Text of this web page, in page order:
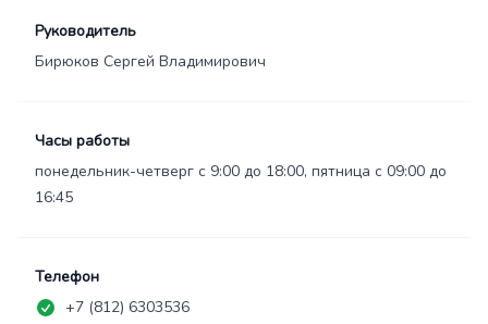
Руководитель
Бирюков Сергей Владимирович
Часы работы
понедельник-четверг с 9:00 до 18:00, пятница с 09:00 до
16:45
Телефон
+7 (812) 6303536